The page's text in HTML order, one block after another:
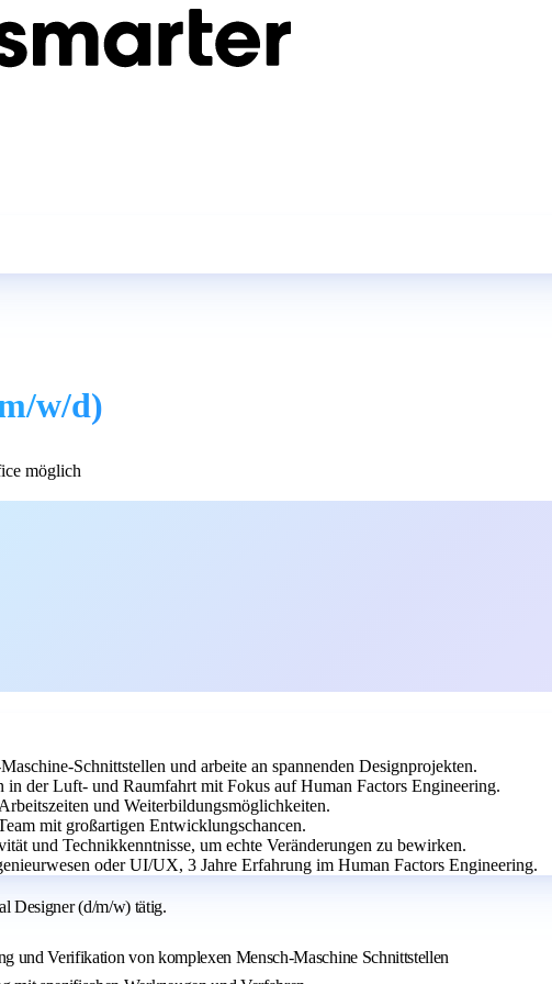
w/d)
möglich
Schnittstellen und arbeite an spannenden Designprojekten.
in der Luft- und Raumfahrt mit Fokus auf Human Factors Engineering.
und Weiterbildungsmöglichkeiten.
mit großartigen Entwicklungschancen.
und Technikkenntnisse, um echte Veränderungen zu bewirken.
oder UI/UX, 3 Jahre Erfahrung im Human Factors Engineering.
Designer (d/m/w) tätig.
und Verifikation von komplexen Mensch-Maschine Schnittstellen